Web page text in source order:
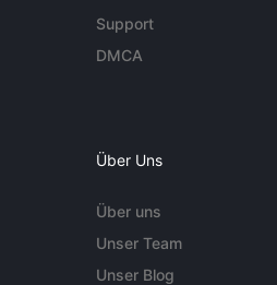
Support
DMCA
Über Uns
Über uns
Unser Team
Unser Blog